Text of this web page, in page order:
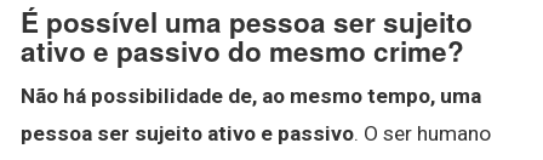
É possível uma pessoa ser sujeito
ativo e passivo do mesmo crime?
Não há possibilidade de, ao mesmo tempo, uma
pessoa ser sujeito ativo e passivo. O ser humano